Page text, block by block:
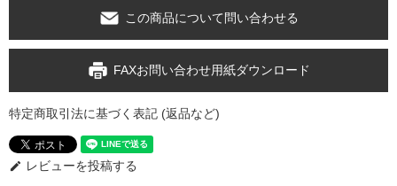
この商品について問い合わせる
FAXお問い合わせ用紙ダウンロード
特定商取引法に基づく表記 (返品など)
edit レビューを投稿する